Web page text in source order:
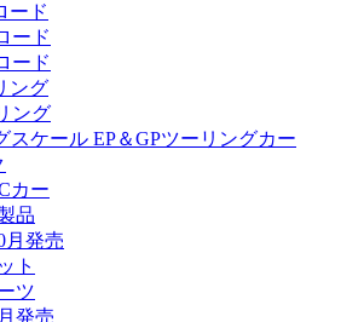
ード
ード
ード
ング
ング
スケール EP＆GPツーリングカー
カー
品
月発売
ト
ツ
発売